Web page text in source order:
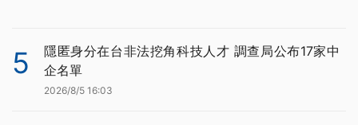
5
隱匿身分在台非法挖角科技人才 調查局公布17家中
企名單
2026/8/5 16:03